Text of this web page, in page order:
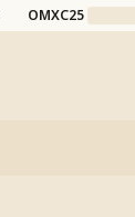
OMXC25